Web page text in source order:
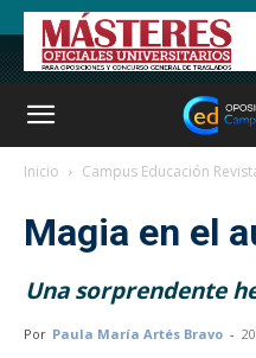
Inicio Campus Educación
Magia en el
Una sorprendente
Por Paula María Artés Bravo -